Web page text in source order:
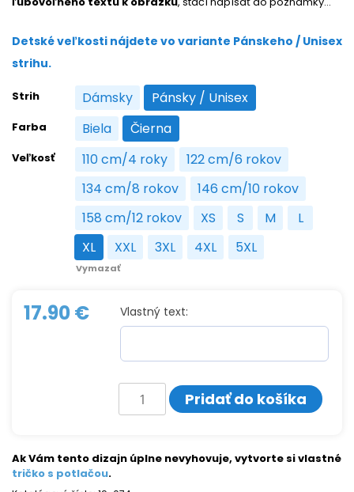
Detské veľkosti nájdete vo variante Pánskeho / Unisex
strihu.
Strih Dámsky
Dámsky Pánsky / Unisex
Pánsky / Unisex
Farba Biela
Biela Čierna
Čierna
Veľkosť 110 cm/4 roky
110 cm/4 roky122 cm/6 rokov
122 cm/6 rokov
134 cm/8 rokov
134 cm/8 rokov146 cm/10 rokov
146 cm/10 rokov
158 cm/12 rokov
158 cm/12 rokov
XS
XS S
S M
M LL
XL
XL XXL
XXL 3XL
3XL 4XL
4XL 5XL
5XL
Vymazať
17.90€ Vlastný text:
množstvo
Tričko
s
Pridať do košíka
Ak Vám tento dizajn úplne nevyhovuje, vytvorte si vlastné
tričko s potlačou.